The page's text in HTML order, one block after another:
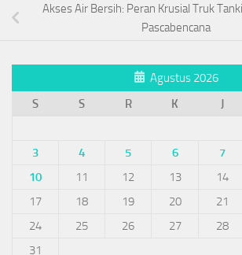
Akses Air Bersih: Peran Krusial Truk
Pascabencana
Agustus 2026
S
S R K J
3
4 5 6 7
10
11 12 13 14
17
18 19 20 21
24
25 26 27 28
31